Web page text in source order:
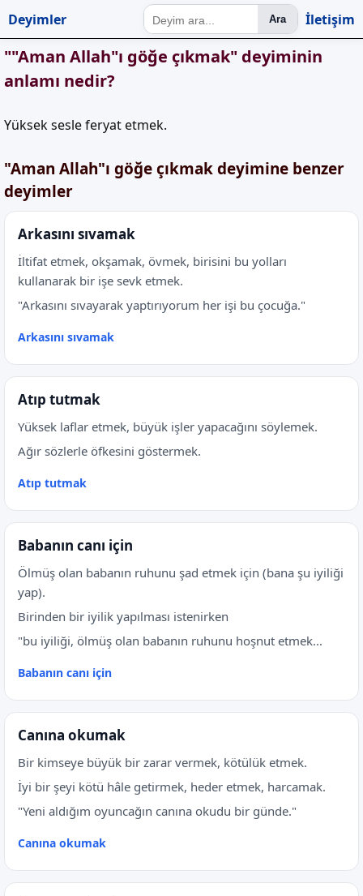
Deyimler Ara İletişim
""Aman Allah"ı göğe çıkmak" deyiminin
anlamı nedir?
Yüksek sesle feryat etmek.
"Aman Allah"ı göğe çıkmak deyimine benzer
deyimler
Arkasını sıvamak
İltifat etmek, okşamak, övmek, birisini bu yolları
kullanarak bir işe sevk etmek.
"Arkasını sıvayarak yaptırıyorum her işi bu çocuğa."
Arkasını sıvamak
Atıp tutmak
Yüksek laflar etmek, büyük işler yapacağını söylemek.
Ağır sözlerle öfkesini göstermek.
Atıp tutmak
Babanın canı için
Ölmüş olan babanın ruhunu şad etmek için (bana şu iyiliği
yap).
Birinden bir iyilik yapılması istenirken
"bu iyiliği, ölmüş olan babanın ruhunu hoşnut etmek...
Babanın canı için
Canına okumak
Bir kimseye büyük bir zarar vermek, kötülük etmek.
İyi bir şeyi kötü hâle getirmek, heder etmek, harcamak.
"Yeni aldığım oyuncağın canına okudu bir günde."
Canına okumak